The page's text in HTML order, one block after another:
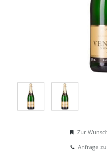
Zur
Anfrage